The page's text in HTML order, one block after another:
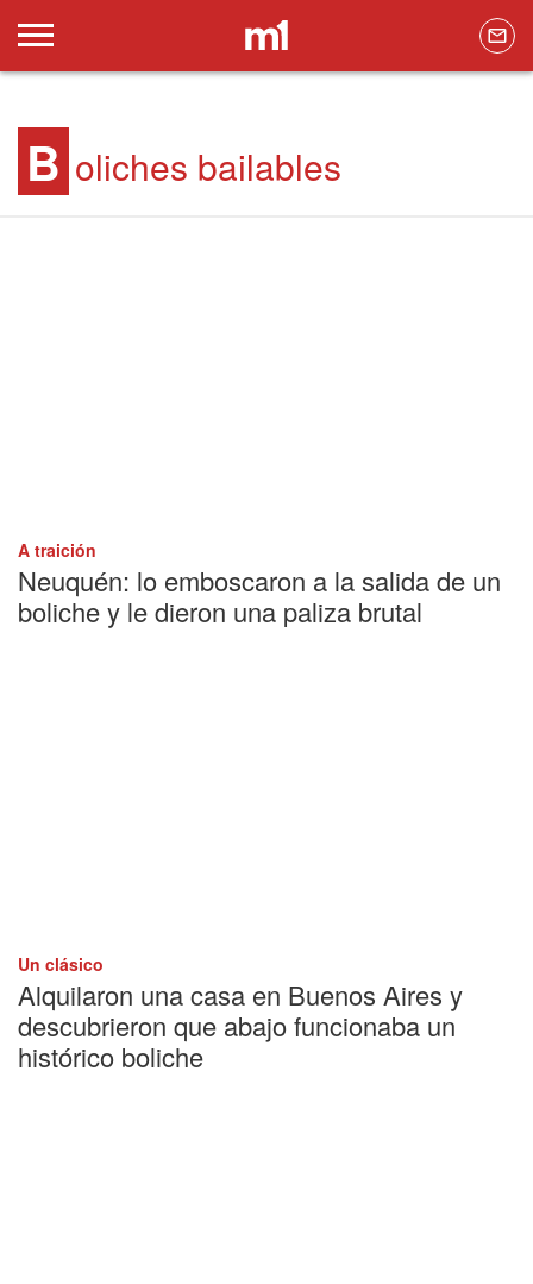
B oliches bailables
A traición
Neuquén: lo emboscaron a la salida de un
boliche y le dieron una paliza brutal
Un clásico
Alquilaron una casa en Buenos Aires y
descubrieron que abajo funcionaba un
histórico boliche